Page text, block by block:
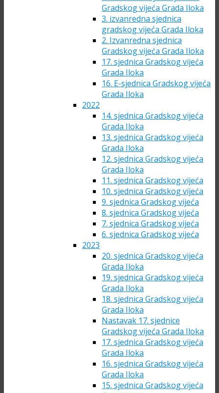
Gradskog vijeća Grada Iloka
3. izvanredna sjednica
gradskog vijeća Grada Iloka
2. Izvanredna sjednica
Gradskog vijeća Grada Iloka
17. sjednica Gradskog vijeća
Grada Iloka
16. E-sjednica Gradskog vijeća
Grada Iloka
2022
14. sjednica Gradskog vijeća
Grada Iloka
13. sjednica Gradskog vijeća
Grada Iloka
12. sjednica Gradskog vijeća
Grada Iloka
11. sjednica Gradskog vijeća
10. sjednica Gradskog vijeća
9. sjednica Gradskog vijeća
8. sjednica Gradskog vijeća
7. sjednica Gradskog vijeća
6. sjednica Gradskog vijeća
2023
20. sjednica Gradskog vijeća
Grada Iloka
19. sjednica Gradskog vijeća
Grada Iloka
18. sjednica Gradskog vijeća
Grada Iloka
Nastavak 17. sjednice
Gradskog vijeća Grada Iloka
17. sjednica Gradskog vijeća
Grada Iloka
16. sjednica Gradskog vijeća
Grada Iloka
15. sjednica Gradskog vijeća